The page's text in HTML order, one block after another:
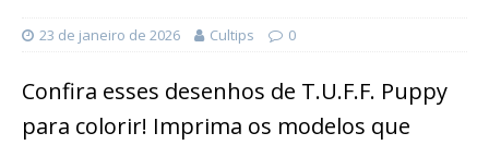
23 de janeiro de 2026 Cultips 0
Confira esses desenhos de T.U.F.F. Puppy
para colorir! Imprima os modelos que